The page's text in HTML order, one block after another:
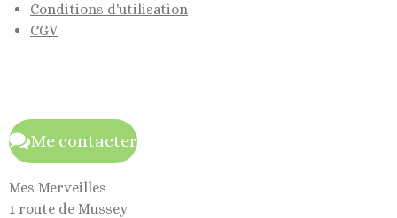
Conditions d'utilisation
CGV
Me contacter
Mes Merveilles
1 route de Mussey